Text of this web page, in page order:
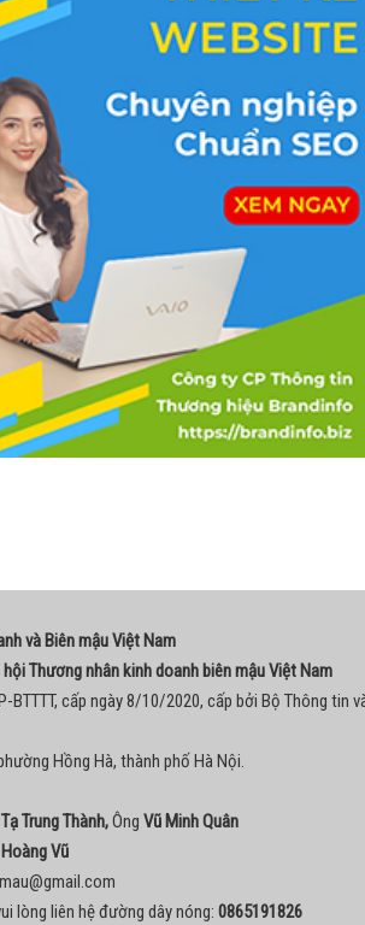
và Biên mậu Việt Nam
Thương nhân kinh doanh biên mậu Việt Nam
BTTTT, cấp ngày 8/10/2020, cấp bởi Bộ Thông tin
Hồng Hà, thành phố Hà Nội.
Tạ Trung Thành,Ông Vũ Minh Quân
Vũ
lòng liên hệ đường dây nóng: 0865191826